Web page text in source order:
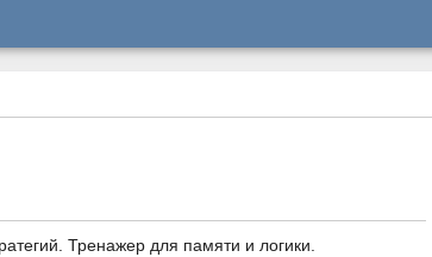
Тренажер для памяти и логики.